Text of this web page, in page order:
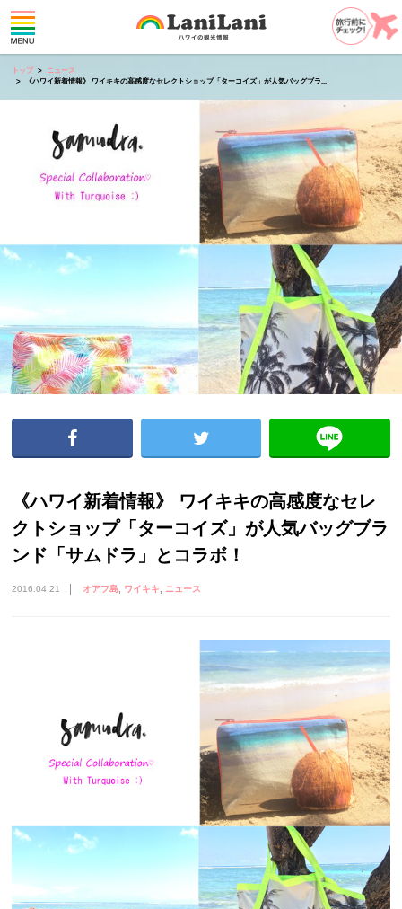
トップ
ニュース
《ハワイ新着情報》 ワイキキの高感度なセレクトショップ「ターコイズ」が人気バッグブラ...
《ハワイ新着情報》 ワイキキの高感度なセレ
クトショップ「ターコイズ」が人気バッグブラ
ンド「サムドラ」とコラボ！
2016.04.21 オアフ島 ワイキキ ニュース